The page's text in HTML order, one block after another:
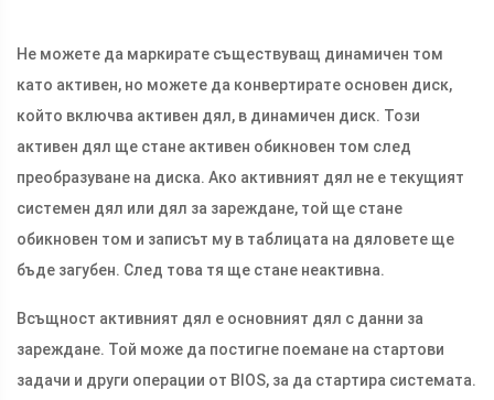
Не можете да маркирате съществуващ динамичен том
като активен, но можете да конвертирате основен диск,
който включва активен дял, в динамичен диск. Този
активен дял ще стане активен обикновен том след
преобразуване на диска. Ако активният дял не е текущият
системен дял или дял за зареждане, той ще стане
обикновен том и записът му в таблицата на дяловете ще
бъде загубен. След това тя ще стане неактивна.
Всъщност активният дял е основният дял с данни за
зареждане. Той може да постигне поемане на стартови
задачи и други операции от BIOS, за да стартира системата.